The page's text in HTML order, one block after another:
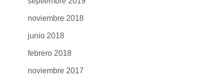
noviembre 2018
junio 2018
febrero 2018
noviembre 2017